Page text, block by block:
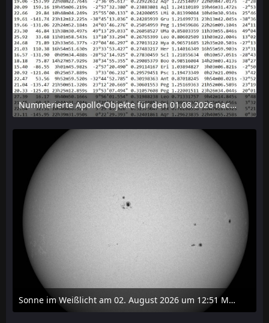
Nummerierte Apollo-Objekte für den 01.08.2026 nach Erdabstand sortiert, nur die ersten der 1910 Objekte angezeigt
6. August 2026 um 15:14
Sonne im Weißlicht am 02. August 2026 um 12:51 MESZ
2. August 2026 um 16:37